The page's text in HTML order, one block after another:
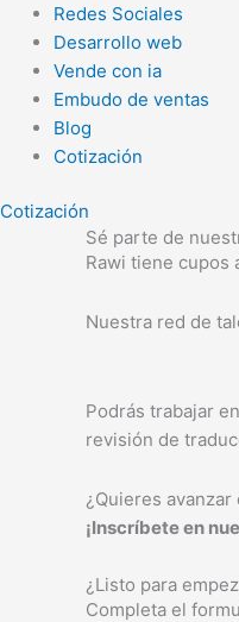
Redes Sociales
Desarrollo web
Vende con ia
Embudo de ventas
Blog
Cotización
Cotización
Sé parte de
Rawi tiene
Nuestra red de
Podrás trabajar
revisión de
¿Quieres
¡Inscríbete en
¿Listo para
Completa el